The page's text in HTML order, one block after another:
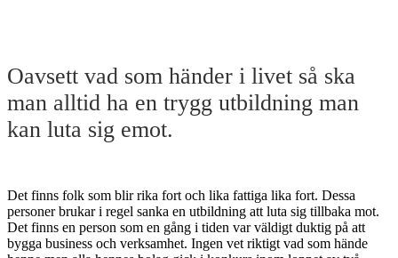
Oavsett vad som händer i livet så ska
man alltid ha en trygg utbildning man
kan luta sig emot.
Det finns folk som blir rika fort och lika fattiga lika fort. Dessa
personer brukar i regel sanka en utbildning att luta sig tillbaka mot.
Det finns en person som en gång i tiden var väldigt duktig på att
bygga business och verksamhet. Ingen vet riktigt vad som hände